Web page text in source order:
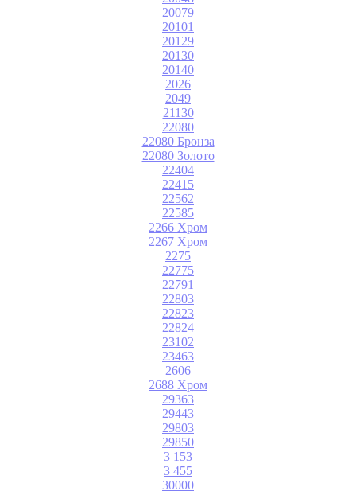
20079
20101
20129
20130
20140
2026
2049
21130
22080
22080 Бронза
22080 Золото
22404
22415
22562
22585
2266 Хром
2267 Хром
2275
22775
22791
22803
22823
22824
23102
23463
2606
2688 Хром
29363
29443
29803
29850
3 153
3 455
30000